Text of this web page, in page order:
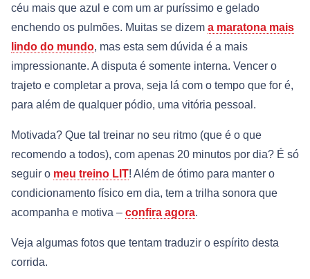
céu mais que azul e com um ar puríssimo e gelado
enchendo os pulmões. Muitas se dizem a maratona mais
lindo do mundo, mas esta sem dúvida é a mais
impressionante. A disputa é somente interna. Vencer o
trajeto e completar a prova, seja lá com o tempo que for é,
para além de qualquer pódio, uma vitória pessoal.
Motivada? Que tal treinar no seu ritmo (que é o que
recomendo a todos), com apenas 20 minutos por dia? É só
seguir o meu treino LIT! Além de ótimo para manter o
condicionamento físico em dia, tem a trilha sonora que
acompanha e motiva – confira agora.
Veja algumas fotos que tentam traduzir o espírito desta
corrida.